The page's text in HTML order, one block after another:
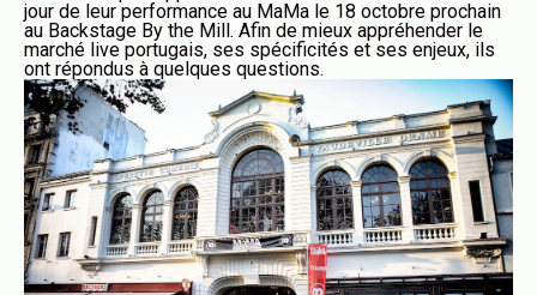
jour de leur performance au MaMa le 18 octobre prochain
au Backstage By the Mill. Afin de mieux appréhender le
marché live portugais, ses spécificités et ses enjeux, ils
ont répondus à quelques questions.